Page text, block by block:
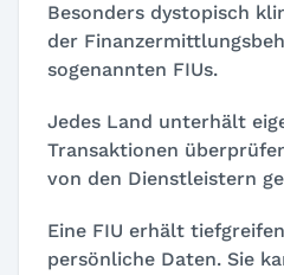
Besonders dystopisch
der
sogenannten FIUs.
Jedes Land unterhält
Transaktionen
von den Dienstleistern
Eine FIU erhält
persönliche Daten. Sie